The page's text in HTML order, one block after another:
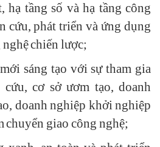
hạ tầng số và hạ tầng công
cứu, phát triển và ứng dụng
chiến lược;
sáng tạo với sự tham gia
cơ sở ươm tạo, doanh
doanh nghiệp khởi nghiệp
chuyển giao công nghệ;